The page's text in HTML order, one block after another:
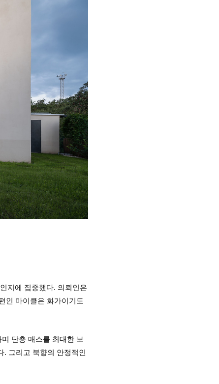
지에 집중했다. 의뢰인은
인 마이클은 화가이기도
단층 매스를 최대한 보
. 그리고 북향의 안정적인